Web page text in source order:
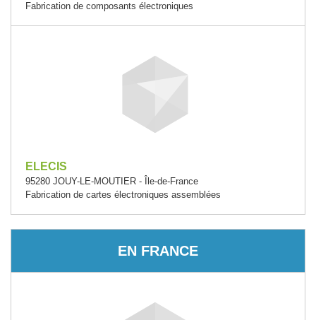
Fabrication de composants électroniques
ELECIS
95280 JOUY-LE-MOUTIER - Île-de-France
Fabrication de cartes électroniques assemblées
EN FRANCE